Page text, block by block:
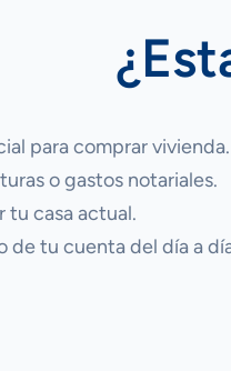
para comprar vivienda.
o gastos notariales.
tu casa actual.
de tu cuenta del día a